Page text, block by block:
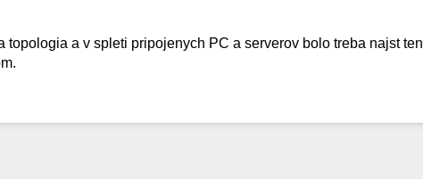
a v spleti pripojenych PC a serverov bolo treba najst ten